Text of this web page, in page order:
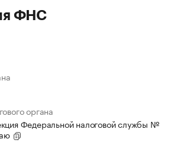
ФНС
органа
Федеральной налоговой службы №